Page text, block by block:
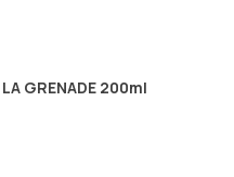
GRENADE 200ml